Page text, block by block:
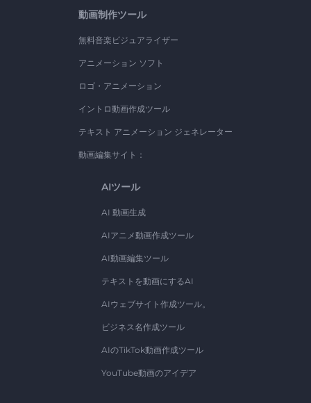
動画制作ツール
無料音楽ビジュアライザー
アニメーション ソフト
ロゴ・アニメーション
イントロ動画作成ツール
テキスト アニメーション ジェネレーター
動画編集サイト：
AIツール
AI 動画生成
AIアニメ動画作成ツール
AI動画編集ツール
テキストを動画にするAI
AIウェブサイト作成ツール。
ビジネス名作成ツール
AIのTikTok動画作成ツール
YouTube動画のアイデア